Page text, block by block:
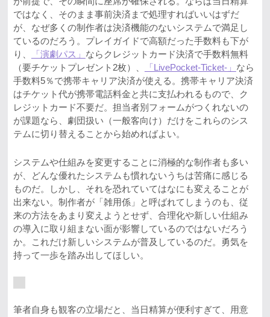
ではなく、そのまま事前決済まで処理すればいいはずだ
が、なぜ多くの制作者は決済機能のないシステムで満足し
ているのだろう。プレイガイドで高額だった手数料も下が
り、
「演劇パス」 ならクレジットカード決済で手数料無料
（要チケットプレゼント2枚）、
「LivePocket-Ticket-」 なら
手数料5％で携帯キャリア決済が使える。携帯キャリア決済
はチケット代が携帯電話料金と共に支払われるもので、ク
レジットカード不要だ。担当者別フォームがつくれないの
が課題なら、劇団扱い（一般客向け）だけをこれらのシス
テムに切り替えることから始めればよい。
システムや仕組みを変更することに消極的な制作者も多い
が、どんな優れたシステムも慣れないうちは苦痛に感じる
ものだ。しかし、それを恐れていてはなにも変えることが
出来ない。制作者が「雑用係」と呼ばれてしまうのも、従
来の方法をあまり変えようとせず、合理化や新しい仕組み
の導入に取り組まない面が影響しているのではないだろう
か。これだけ新しいシステムが普及しているのだ。勇気を
持って一歩を踏み出してほしい。
筆者自身も観客の立場だと、当日精算が便利すぎて、用意